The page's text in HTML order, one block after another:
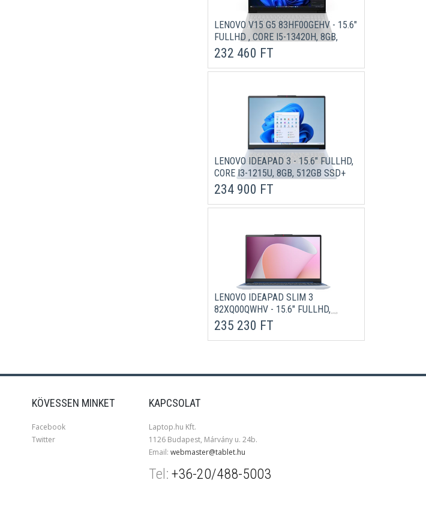
LENOVO V15 G5 83HF00GEHV - 15.6"
FULLHD , CORE I5-13420H, 8GB,
512GB SSD, DOS - FEKETE ÜZLETI
LAPTOP 3 ÉV GARANCIÁVAL
232 460 FT
LENOVO IDEAPAD 3 - 15.6" FULLHD,
CORE I3-1215U, 8GB, 512GB SSD+
1TB HDD, MICROSOFT WINDOWS 11
HOMES - KÉK LAPTOP 3 ÉV
GARANCIÁVAL (VERZIÓ)
234 900 FT
LENOVO IDEAPAD SLIM 3
82XQ00QWHV - 15.6" FULLHD,
RYZEN 3-7320U, 8GB, 512GB SSD,
DOS - KÉK LAPTOP 2 ÉV
235 230 FT
KÖVESSEN MINKET
Facebook
Twitter
KAPCSOLAT
Laptop.hu Kft.
1126 Budapest, Márvány u. 24b.
Email: webmaster@tablet.hu
Tel: +36-20/488-5003